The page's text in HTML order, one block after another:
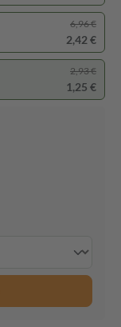
6,96 €
2,42 €
2,93 €
1,25 €